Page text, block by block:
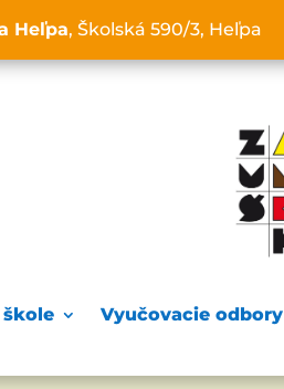
Heľpa, Školská 590/3, Heľpa
škole Vyučovacie odbory